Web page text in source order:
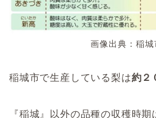
画像出典：稲城
稲城市で生産している梨は約２
『稲城』以外の品種の収穫時期